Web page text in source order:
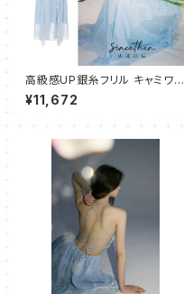
高級感UP銀糸フリル キャミワン
ピース フレア ロング
¥11,672